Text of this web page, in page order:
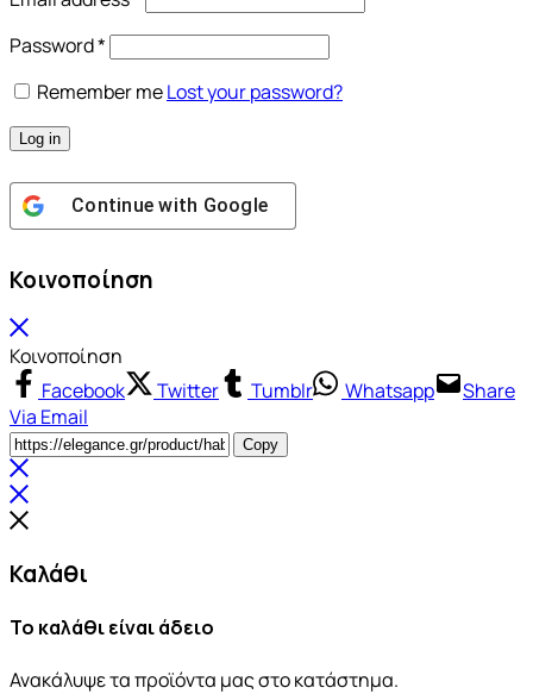
Password*
Remember meLost your password?
Log in
Continue with Google
Κοινοποίηση
Κοινοποίηση
Facebook
Twitter Tumblr Whatsapp
Share
Via Email
Copy
Καλάθι
Το καλάθι είναι άδειο
Ανακάλυψε τα προϊόντα μας στο κατάστημα.